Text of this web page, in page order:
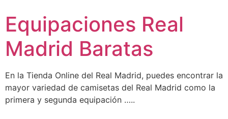
contenido
Equipaciones Real
Madrid Baratas
En la Tienda Online del Real Madrid, puedes encontrar la
mayor variedad de camisetas del Real Madrid como la
primera y segunda equipación …..